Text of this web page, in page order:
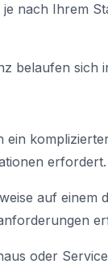
nach Ihrem
belaufen sich
erfordert.
auf einem
oder